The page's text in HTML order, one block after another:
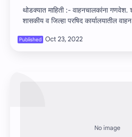
थोडक्यात माहिती :- वाहनचालकांना गणवेश. शासन निर्णय राज्‍य
शासकीय व जिल्‍हा परषिद कार्यालयातील